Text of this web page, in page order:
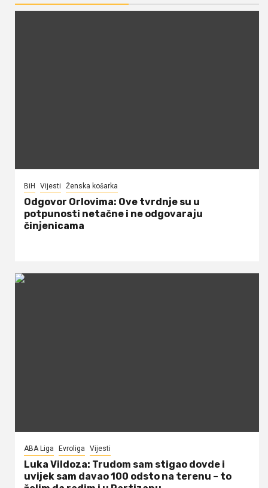
BiH Vijesti Ženska košarka
Odgovor Orlovima: ​Ove tvrdnje su u
potpunosti netačne i ne odgovaraju
činjenicama
ABA Liga Evroliga Vijesti
Luka Vildoza: Trudom sam stigao dovde i
uvijek sam davao 100 odsto na terenu – to